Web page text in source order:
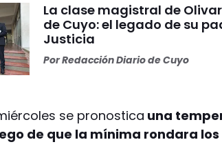
La clase magistral de
de Cuyo: el legado de su
Justicia
PorRedacción Diario de Cuyo
se pronostica una
de que la mínima rondara los